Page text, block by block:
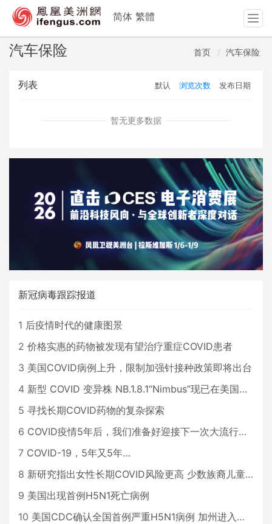
汽车保险 首页 汽车保险
列表 默认 浏览次数 发布日期
暂无更多数据
新冠病毒跟踪报道
1 后疫情时代的健康图景
2 价格实惠的药物被发现有望治疗重症COVID患者
3 美国COVID病例上升，限制加强针接种政策即将出台
4 新型 COVID 变异株 NB.1.8.1“Nimbus”现已在美国占据主导地位
5 寻找长期COVID药物的复杂探索
6 COVID疫情5年后，我们准备好迎接下一次大流行了吗？
7 COVID-19，5年又5年…
8 新研究指出女性长期COVID风险更高 少数族裔儿童存在差异
9 美国出现首例H5N1死亡病例
10 美国CDC确认全国首例严重H5N1病例 加州进入紧急状态
简体 繁體
T
o
g
g
e
a
t
i
o
n